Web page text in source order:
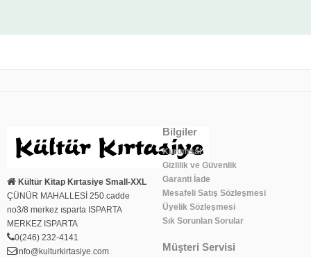
Kültür Kitap Kırtasiye Small-XXL
ÇÜNÜR MAHALLESİ 250.cadde
no3/8 merkez ısparta ISPARTA
MERKEZ ISPARTA
0(246) 232-4141
info@kulturkirtasiye.com
Bilgiler
Kurumsal
Gizlilik ve Güvenlik
Garanti İade
Mesafeli Satış Sözleşmesi
Üyelik Sözleşmesi
Sık Sorunlan Sorular
Müşteri Servisi